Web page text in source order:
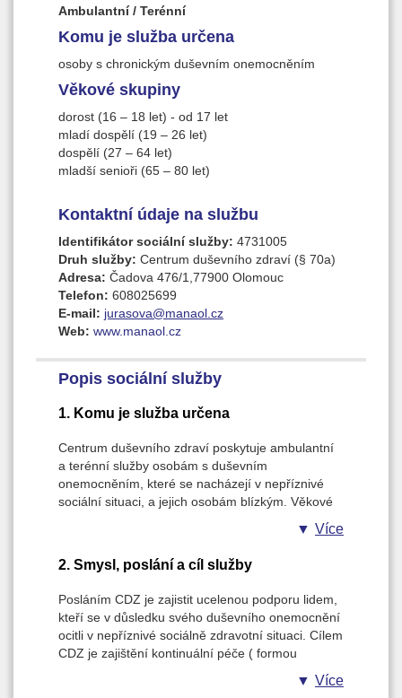
Ambulantní / Terénní
Komu je služba určena
osoby s chronickým duševním onemocněním
Věkové skupiny
dorost (16 – 18 let) - od 17 let
mladí dospělí (19 – 26 let)
dospělí (27 – 64 let)
mladší senioři (65 – 80 let)
Kontaktní údaje na službu
Identifikátor sociální služby: 4731005
Druh služby: Centrum duševního zdraví (§ 70a)
Adresa: Čadova 476/1,77900 Olomouc
Telefon: 608025699
E-mail: jurasova@manaol.cz
Web: www.manaol.cz
Popis sociální služby
1. Komu je služba určena
Centrum duševního zdraví poskytuje ambulantní
a terénní služby osobám s duševním
onemocněním, které se nacházejí v nepříznivé
sociální situaci, a jejich osobám blízkým. Věkové
Více
2. Smysl, poslání a cíl služby
Posláním CDZ je zajistit ucelenou podporu lidem,
kteří se v důsledku svého duševního onemocnění
ocitli v nepříznivé sociálně zdravotní situaci. Cílem
CDZ je zajištění kontinuální péče ( formou
Více